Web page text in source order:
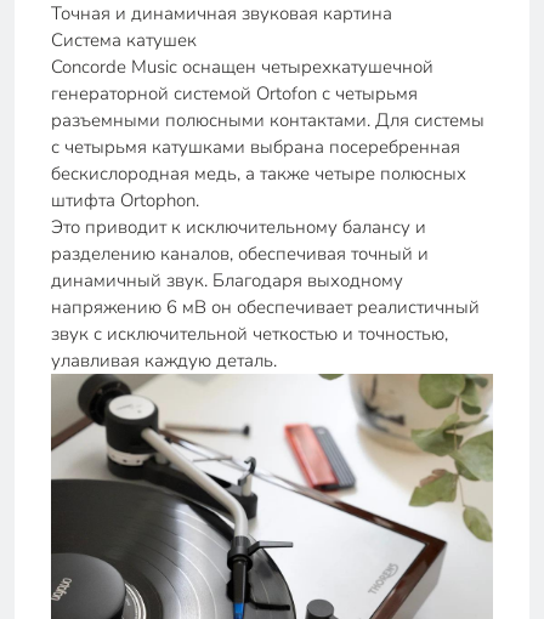
Точная и динамичная звуковая картина
Система катушек
Concorde Music оснащен четырехкатушечной
генераторной системой Ortofon с четырьмя
разъемными полюсными контактами. Для системы
с четырьмя катушками выбрана посеребренная
бескислородная медь, а также четыре полюсных
штифта Ortophon.
Это приводит к исключительному балансу и
разделению каналов, обеспечивая точный и
динамичный звук. Благодаря выходному
напряжению 6 мВ он обеспечивает реалистичный
звук с исключительной четкостью и точностью,
улавливая каждую деталь.